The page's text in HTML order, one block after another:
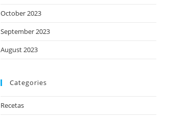
October 2023
September 2023
August 2023
Categories
Recetas